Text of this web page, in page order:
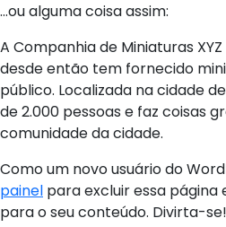
…ou alguma coisa assim:
A Companhia de Miniaturas XYZ
desde então tem fornecido
público. Localizada na cidade
de 2.000 pessoas e faz coisas
comunidade da cidade.
Como um novo usuário do
painel para excluir essa página
para o seu conteúdo. Divirta-se!